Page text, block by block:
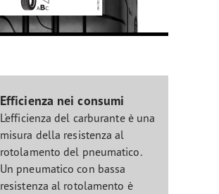
Efficienza nei consumi
L'efficienza del carburante è una
misura della resistenza al
rotolamento del pneumatico.
Un pneumatico con bassa
resistenza al rotolamento è